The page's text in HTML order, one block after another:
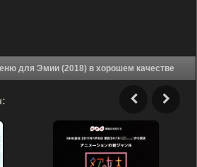
Аниме Сегодняшнее меню для Эмии (2018) в хорошем качестве